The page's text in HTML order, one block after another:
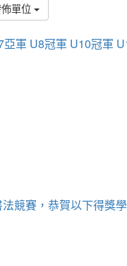
單位
軍 U8冠軍 U10冠軍
競賽，恭賀以下得獎